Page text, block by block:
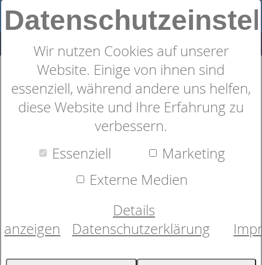
Wir nutzen Cookies auf unserer
Website. Einige von ihnen sind
essenziell, während andere uns helfen,
diese Website und Ihre Erfahrung zu
verbessern.
Essenziell
Marketing
Externe Medien
Details
anzeigen
Datenschutzerklärung
Bademantel in Rosa